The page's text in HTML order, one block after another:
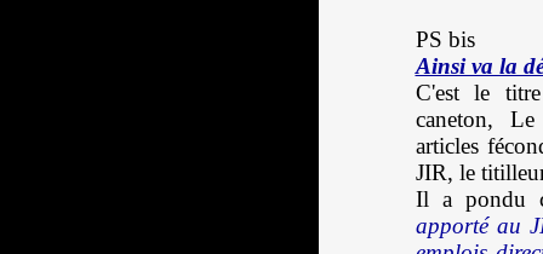
PS bis
Ainsi va la
C'est le
caneton,
articles
JIR, le
Il a pondu
apporté au